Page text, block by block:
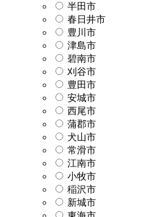
半田市
春日井市
豊川市
津島市
碧南市
刈谷市
豊田市
安城市
西尾市
蒲郡市
犬山市
常滑市
江南市
小牧市
稲沢市
新城市